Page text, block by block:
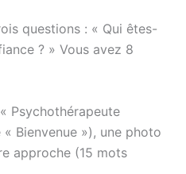
questions : « Qui êtes-
? » Vous avez 8
Psychothérapeute
Bienvenue »), une photo
approche (15 mots